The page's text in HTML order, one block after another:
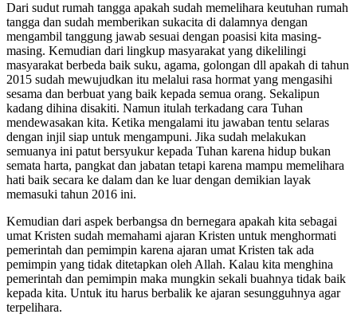
Dari sudut rumah tangga apakah sudah memelihara keutuhan rumah
tangga dan sudah memberikan sukacita di dalamnya dengan
mengambil tanggung jawab sesuai dengan poasisi kita masing-
masing. Kemudian dari lingkup masyarakat yang dikelilingi
masyarakat berbeda baik suku, agama, golongan dll apakah di tahun
2015 sudah mewujudkan itu melalui rasa hormat yang mengasihi
sesama dan berbuat yang baik kepada semua orang. Sekalipun
kadang dihina disakiti. Namun itulah terkadang cara Tuhan
mendewasakan kita. Ketika mengalami itu jawaban tentu selaras
dengan injil siap untuk mengampuni. Jika sudah melakukan
semuanya ini patut bersyukur kepada Tuhan karena hidup bukan
semata harta, pangkat dan jabatan tetapi karena mampu memelihara
hati baik secara ke dalam dan ke luar dengan demikian layak
memasuki tahun 2016 ini.
Kemudian dari aspek berbangsa dn bernegara apakah kita sebagai
umat Kristen sudah memahami ajaran Kristen untuk menghormati
pemerintah dan pemimpin karena ajaran umat Kristen tak ada
pemimpin yang tidak ditetapkan oleh Allah. Kalau kita menghina
pemerintah dan pemimpin maka mungkin sekali buahnya tidak baik
kepada kita. Untuk itu harus berbalik ke ajaran sesungguhnya agar
terpelihara.